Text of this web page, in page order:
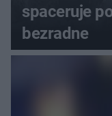
spaceruje
bezradne